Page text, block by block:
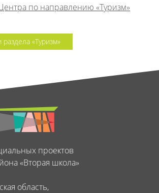
по направлению «Туризм»
«Туризм»
проектов
«Вторая школа»
область,